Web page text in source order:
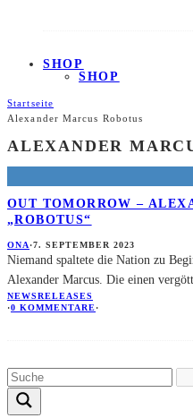
SHOP
SHOP
Startseite
Alexander Marcus Robotus
ALEXANDER
OUT TOMORROW –
„ROBOTUS“
ONA·7. SEPTEMBER 2023
Niemand spaltete die Nation zu
Alexander Marcus. Die einen
NEWSRELEASES
·0 KOMMENTARE·